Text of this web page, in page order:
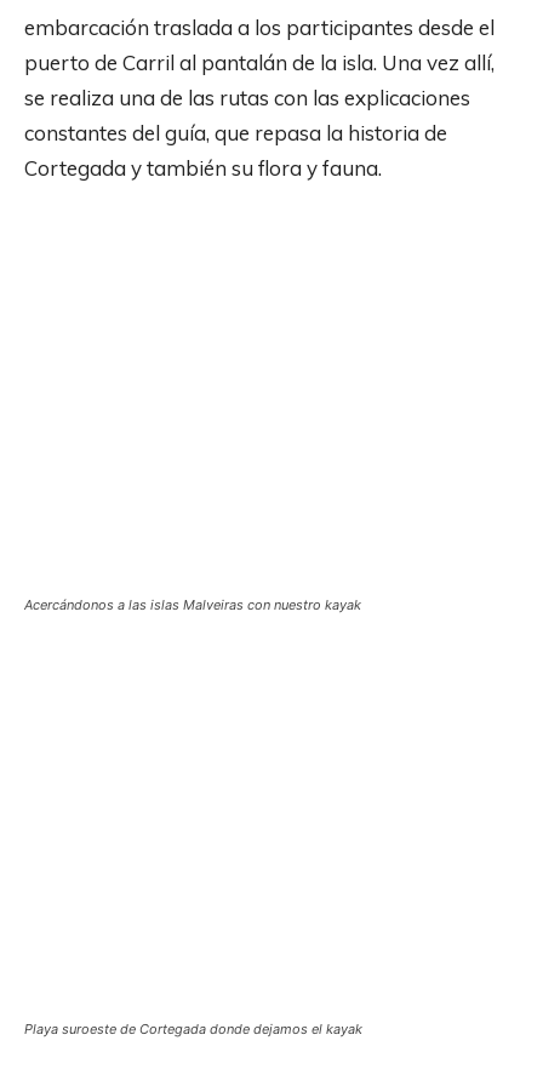
embarcación traslada a los participantes desde el
puerto de Carril al pantalán de la isla. Una vez allí,
se realiza una de las rutas con las explicaciones
constantes del guía, que repasa la historia de
Cortegada y también su flora y fauna.
Acercándonos a las islas Malveiras con nuestro kayak
Playa suroeste de Cortegada donde dejamos el kayak